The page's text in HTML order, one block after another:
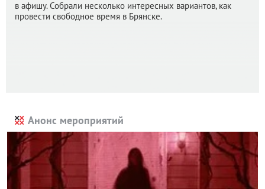
в афишу. Собрали несколько интересных вариантов, как
провести свободное время в Брянске.
Анонс мероприятий